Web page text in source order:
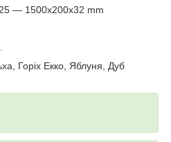
— 1500x200x32 mm
Горіх Екко, Яблуня, Дуб